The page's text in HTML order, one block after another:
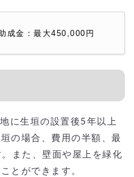
成金：最大450,000円
に生垣の設置後5年以上
の場合、費用の半額、最
また、壁面や屋上を緑化
とができます。